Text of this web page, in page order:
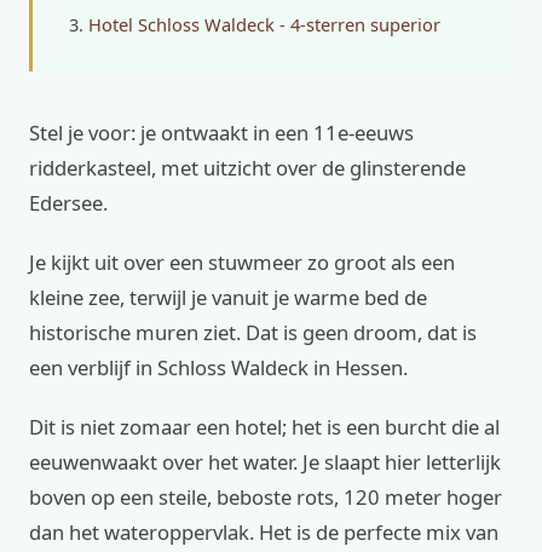
Hotel Schloss Waldeck - 4-sterren superior
Stel je voor: je ontwaakt in een 11e-eeuws
ridderkasteel, met uitzicht over de glinsterende
Edersee.
Je kijkt uit over een stuwmeer zo groot als een
kleine zee, terwijl je vanuit je warme bed de
historische muren ziet. Dat is geen droom, dat is
een verblijf in Schloss Waldeck in Hessen.
Dit is niet zomaar een hotel; het is een burcht die al
eeuwenwaakt over het water. Je slaapt hier letterlijk
boven op een steile, beboste rots, 120 meter hoger
dan het wateroppervlak. Het is de perfecte mix van